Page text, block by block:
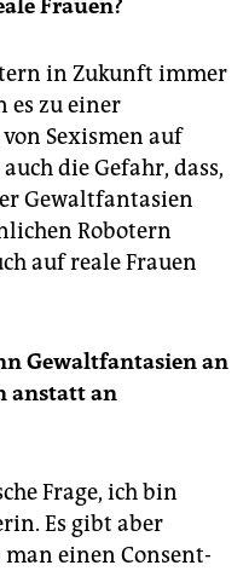
Frauen?
in Zukunft immer
es zu einer
Sexismen auf
die Gefahr, dass,
Gewaltfantasien
Robotern
auf reale Frauen
Gewaltfantasien an
anstatt an
Frage, ich bin
Es gibt aber
einen Consent-